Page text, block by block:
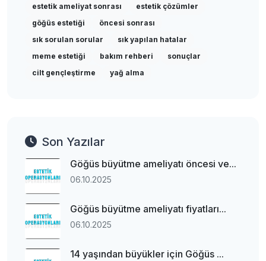
estetik ameliyat sonrası
estetik çözümler
göğüs estetiği
öncesi sonrası
sık sorulan sorular
sık yapılan hatalar
meme estetiği
bakım rehberi
sonuçlar
cilt gençleştirme
yağ alma
Son Yazılar
Göğüs büyütme ameliyatı öncesi ve...
06.10.2025
Göğüs büyütme ameliyatı fiyatları...
06.10.2025
14 yaşından büyükler için Göğüs ...